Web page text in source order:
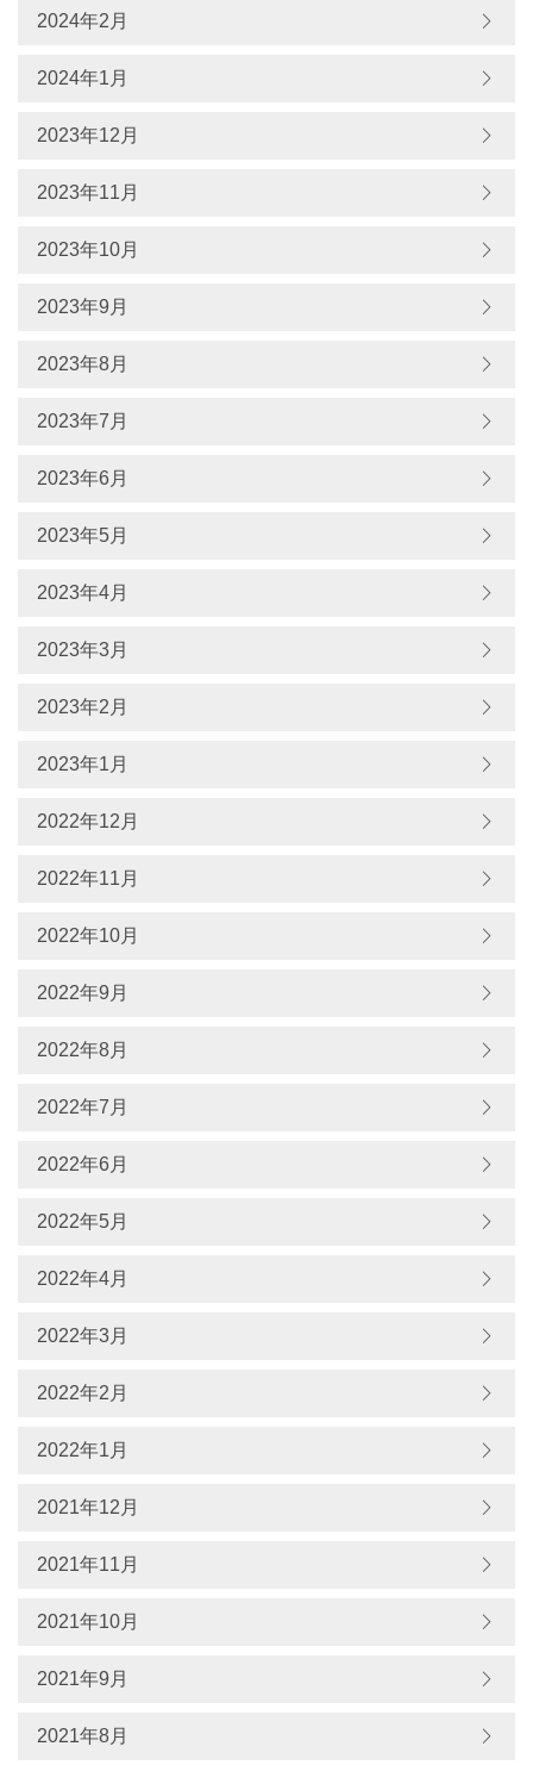
2024年2月
2024年1月
2023年12月
2023年11月
2023年10月
2023年9月
2023年8月
2023年7月
2023年6月
2023年5月
2023年4月
2023年3月
2023年2月
2023年1月
2022年12月
2022年11月
2022年10月
2022年9月
2022年8月
2022年7月
2022年6月
2022年5月
2022年4月
2022年3月
2022年2月
2022年1月
2021年12月
2021年11月
2021年10月
2021年9月
2021年8月